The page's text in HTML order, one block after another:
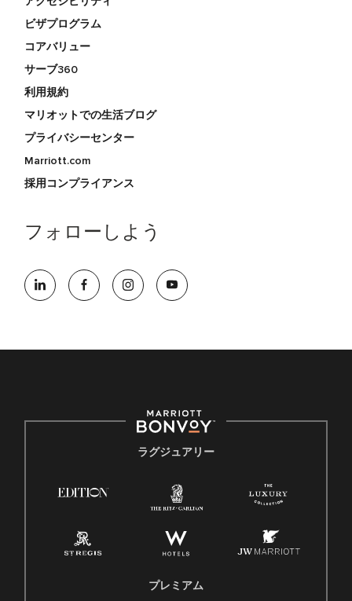
ビザプログラム
コアバリュー
サーブ360
利用規約
マリオットでの生活ブログ
プライバシーセンター
Marriott.com
採用コンプライアンス
フォローしよう
ラグジュアリー
プレミアム